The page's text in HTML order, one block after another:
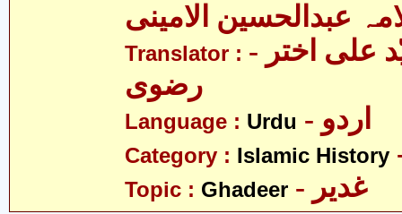
عبدالحسین الامینی
Translator : - مولانا سیّد علی اختر
رضوی
Language : Urdu - اردو
Category : Islamic History
Topic : Ghadeer - غدیر